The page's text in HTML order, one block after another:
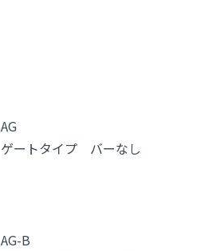
AG
ゲートタイプ バーなし
AG-B